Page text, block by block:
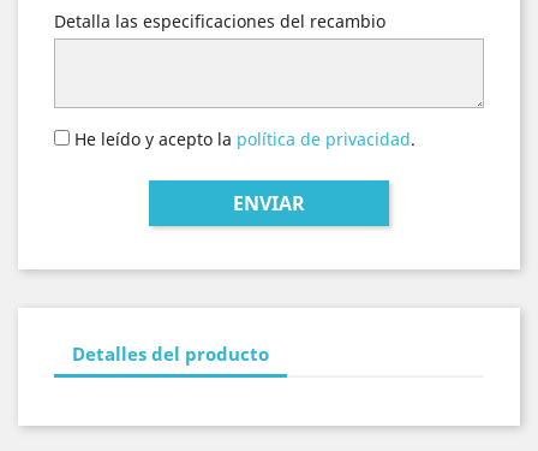
Detalla las especificaciones del recambio
He leído y acepto la política de privacidad.
Detalles del producto